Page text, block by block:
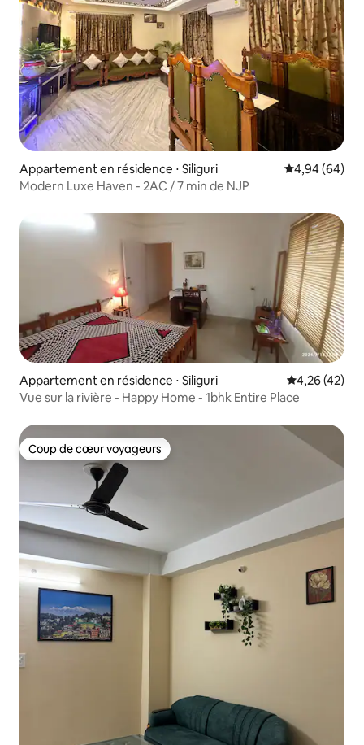
Appartement en résidence ⋅ Siliguri Évaluation
4,94 (64)
Modern Luxe Haven - 2AC / 7 min de NJP
Appartement en résidence ⋅ Siliguri Évaluation
4,26 (42)
Vue sur la rivière - Happy Home - 1bhk Entire Place
Coup de cœur voyageurs
Coup de cœur voyageurs